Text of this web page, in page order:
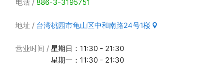
电话 886-3-3195751
地址 台湾桃园市龟山区中和南路24号1楼
营业时间
星期日：11:30 - 21:30
星期一：11:30 - 21:30